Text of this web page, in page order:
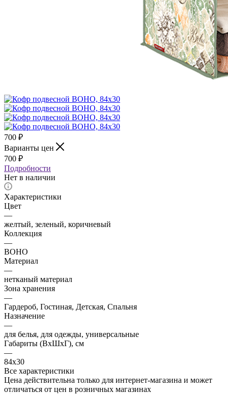
700 ₽
Варианты цен
700 ₽
Подробности
Нет в наличии
Характеристики
Цвет
—
желтый, зеленый, коричневый
Коллекция
—
BOHO
Материал
—
нетканый материал
Зона хранения
—
Гардероб, Гостиная, Детская, Спальня
Назначение
—
для белья, для одежды, универсальные
Габариты (ВхШхГ), см
—
84х30
Все характеристики
Цена действительна только для интернет-магазина и может
отличаться от цен в розничных магазинах